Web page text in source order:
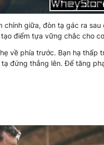
giữa, đòn tạ gác ra sau
điểm tựa vững chắc cho
về phía trước. Bạn hạ thấp
đứng thẳng lên. Để tăng